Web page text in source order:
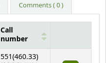
Comments ( 0 )
Call
number
551(460.33)